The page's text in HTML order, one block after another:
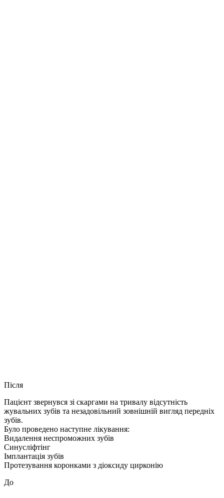
Після
Пацієнт звернувся зі скаргами на тривалу відсутність
жувальних зубів та незадовільний зовнішній вигляд передніх
зубів.
Було проведено наступне лікування:
Видалення неспроможних зубів
Синусліфтінг
Імплантація зубів
Протезування коронками з діоксиду цирконію
До